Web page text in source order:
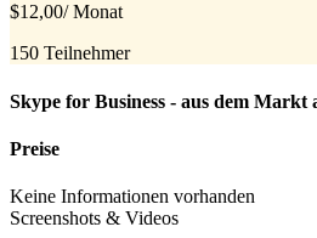
$12,00/ Monat
150 Teilnehmer
Skype for Business - aus dem Markt
Preise
Keine Informationen vorhanden
Screenshots & Videos